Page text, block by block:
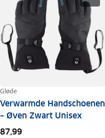
Gløde
Verwarmde Handschoenen
– Øven Zwart Unisex
87,99